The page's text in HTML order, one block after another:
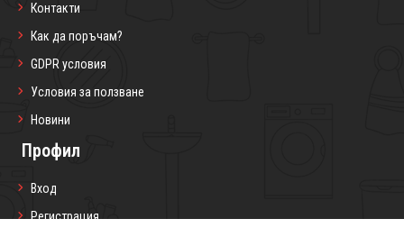
Контакти
Как да поръчам?
GDPR условия
Условия за ползване
Новини
Профил
Вход
Регистрация